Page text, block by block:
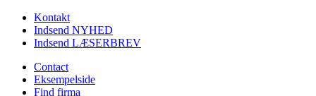
Kontakt
Indsend NYHED
Indsend LÆSERBREV
Contact
Eksempelside
Find firma